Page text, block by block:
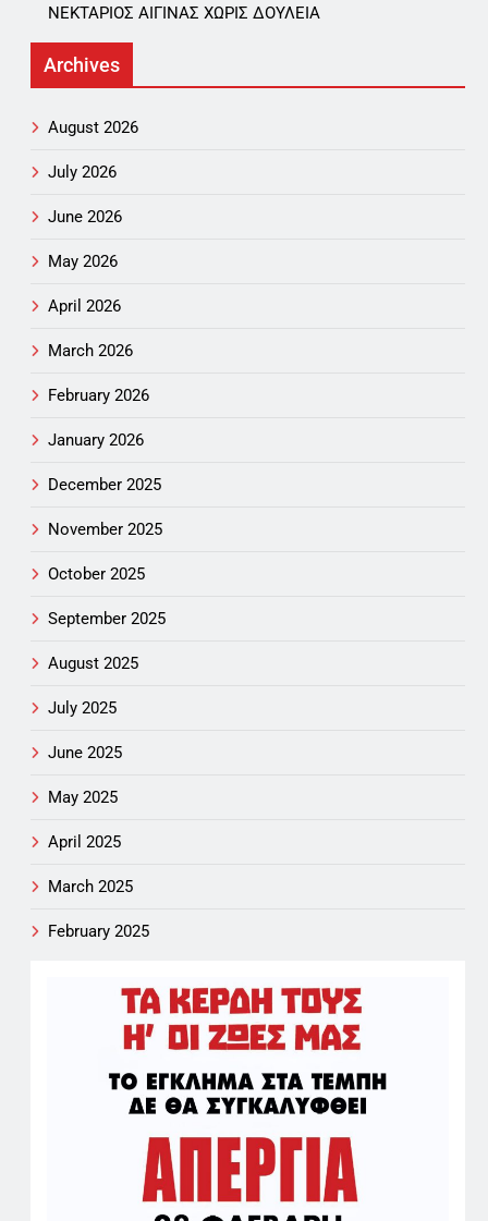
ΝΕΚΤΑΡΙΟΣ ΑΙΓΙΝΑΣ ΧΩΡΙΣ ΔΟΥΛΕΙΑ
Archives
August 2026
July 2026
June 2026
May 2026
April 2026
March 2026
February 2026
January 2026
December 2025
November 2025
October 2025
September 2025
August 2025
July 2025
June 2025
May 2025
April 2025
March 2025
February 2025